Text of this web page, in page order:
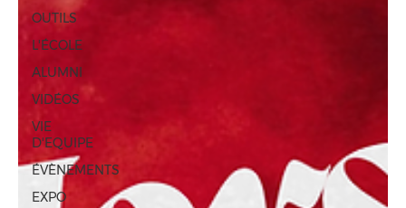
OUTILS
L'ÉCOLE
ALUMNI
VIDÉOS
VIE
D'EQUIPE
ÉVÈNEMENTS
EXPO